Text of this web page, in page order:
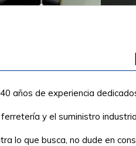
años de experiencia
y el suministro
lo que busca, no dude en